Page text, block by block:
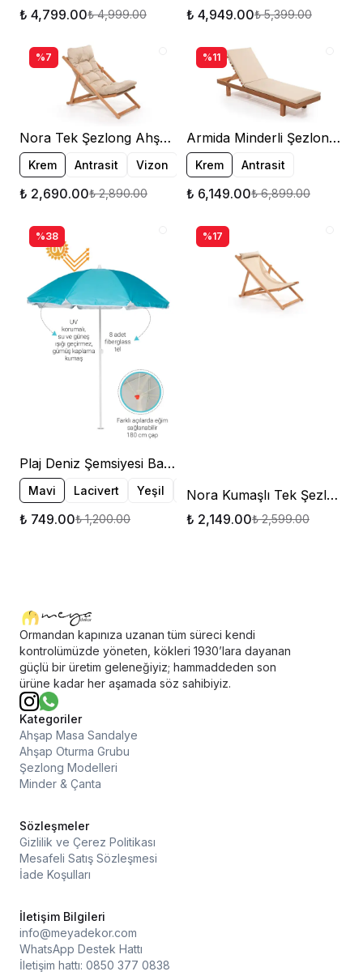
₺ 4,799.00₺ 4,999.00 ₺ 4,949.00₺ 5,399.00
%7
Nora Tek Şezlong Ahşap Bahçe Balkon Teras Şezlong
Krem Antrasit Vizon
₺ 2,690.00₺ 2,890.00
%11
Armida Minderli Şezlong Bahçe Balkon Teras Plaj Kafe Şezlongu
Krem Antrasit
₺ 6,149.00₺ 6,899.00
%38
Plaj Deniz Şemsiyesi Bahçe Balkon Teras Şemsiyesi Bidonsuz
Mavi Lacivert Yeşil Turuncu
₺ 749.00₺ 1,200.00
%17
Nora Kumaşlı Tek Şezlong Krem Ahşap Katlanır Bahçe Şezlong
₺ 2,149.00₺ 2,599.00
Ormandan kapınıza uzanan tüm süreci kendi
kontrolümüzde yöneten, kökleri 1930’lara dayanan
güçlü bir üretim geleneğiyiz; hammaddeden son
ürüne kadar her aşamada söz sahibiyiz.
Kategoriler
Ahşap Masa Sandalye
Ahşap Oturma Grubu
Şezlong Modelleri
Minder & Çanta
Sözleşmeler
Gizlilik ve Çerez Politikası
Mesafeli Satış Sözleşmesi
İade Koşulları
İletişim Bilgileri
info@meyadekor.com
WhatsApp Destek Hattı
İletişim hattı: 0850 377 0838